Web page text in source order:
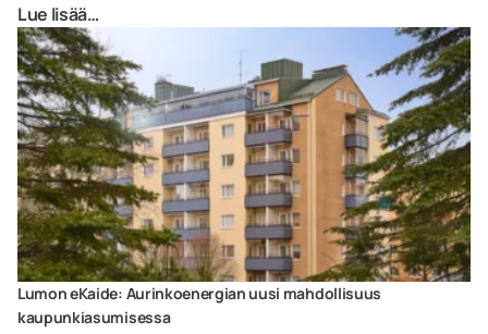
Lue lisää…
Lumon eKaide: Aurinkoenergian uusi mahdollisuus
kaupunkiasumisessa